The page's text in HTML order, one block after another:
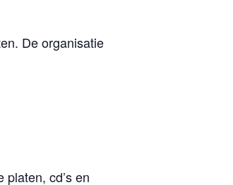
De organisatie
cd’s en